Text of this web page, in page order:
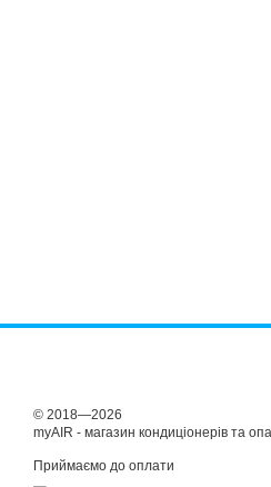
© 2018—2026
myAIR - магазин кондиціонерів та
Приймаємо до оплати